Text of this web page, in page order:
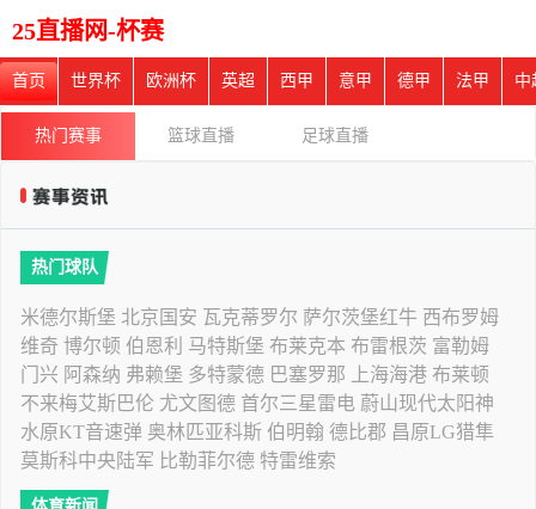
25直播网-杯赛
首页 世界杯 欧洲杯 英超 西甲 意甲 德甲 法甲 中
热门赛事 篮球直播 足球直播
热门球队
米德尔斯堡 北京国安 瓦克蒂罗尔 萨尔茨堡红牛 西布罗姆
维奇 博尔顿 伯恩利 马特斯堡 布莱克本 布雷根茨 富勒姆
门兴 阿森纳 弗赖堡 多特蒙德 巴塞罗那 上海海港 布莱顿
不来梅艾斯巴伦 尤文图德 首尔三星雷电 蔚山现代太阳神
水原KT音速弹 奥林匹亚科斯 伯明翰 德比郡 昌原LG猎隼
莫斯科中央陆军 比勒菲尔德 特雷维索